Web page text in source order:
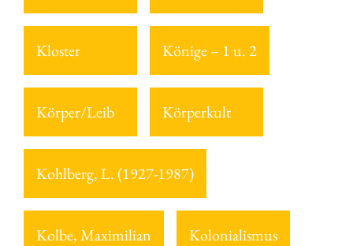
Kloster Könige – 1 u. 2
Körper/Leib Körperkult
Kohlberg, L. (1927-1987)
Kolbe, Maximilian Kolonialismus